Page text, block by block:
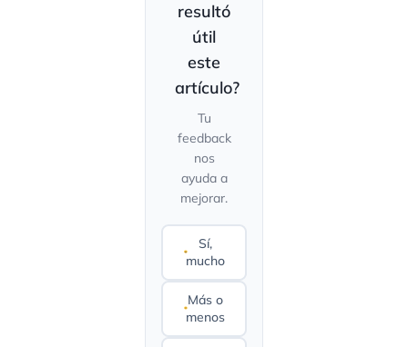
resultó
útil
este
artículo?
Tu
feedback
nos
ayuda a
mejorar.
Sí,
mucho
Más o
menos